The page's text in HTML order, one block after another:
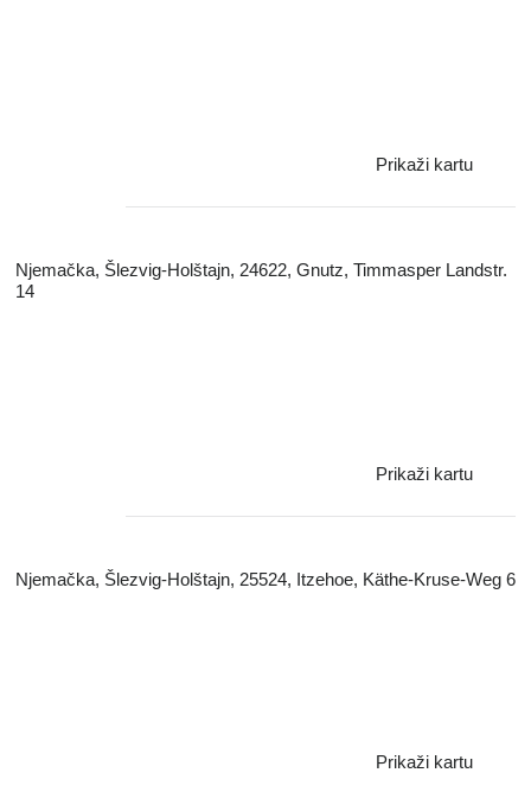
Prikaži kartu
Njemačka, Šlezvig-Holštajn, 24622, Gnutz, Timmasper Landstr.
14
Prikaži kartu
Njemačka, Šlezvig-Holštajn, 25524, Itzehoe, Käthe-Kruse-Weg 6
Prikaži kartu